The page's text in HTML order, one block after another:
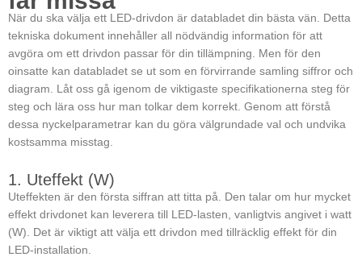
När du ska välja ett LED-drivdon är databladet din bästa vän. Detta
tekniska dokument innehåller all nödvändig information för att
avgöra om ett drivdon passar för din tillämpning. Men för den
oinsatte kan databladet se ut som en förvirrande samling siffror och
diagram. Låt oss gå igenom de viktigaste specifikationerna steg för
steg och lära oss hur man tolkar dem korrekt. Genom att förstå
dessa nyckelparametrar kan du göra välgrundade val och undvika
kostsamma misstag.
1. Uteffekt (W)
Uteffekten är den första siffran att titta på. Den talar om hur mycket
effekt drivdonet kan leverera till LED-lasten, vanligtvis angivet i watt
(W). Det är viktigt att välja ett drivdon med tillräcklig effekt för din
LED-installation.